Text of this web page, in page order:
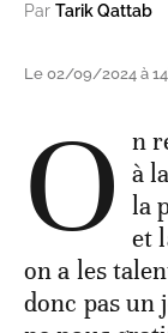
Par Tarik Qattab
Le 02/09/2024 à
O n
à
la
et
on a les
donc pas un